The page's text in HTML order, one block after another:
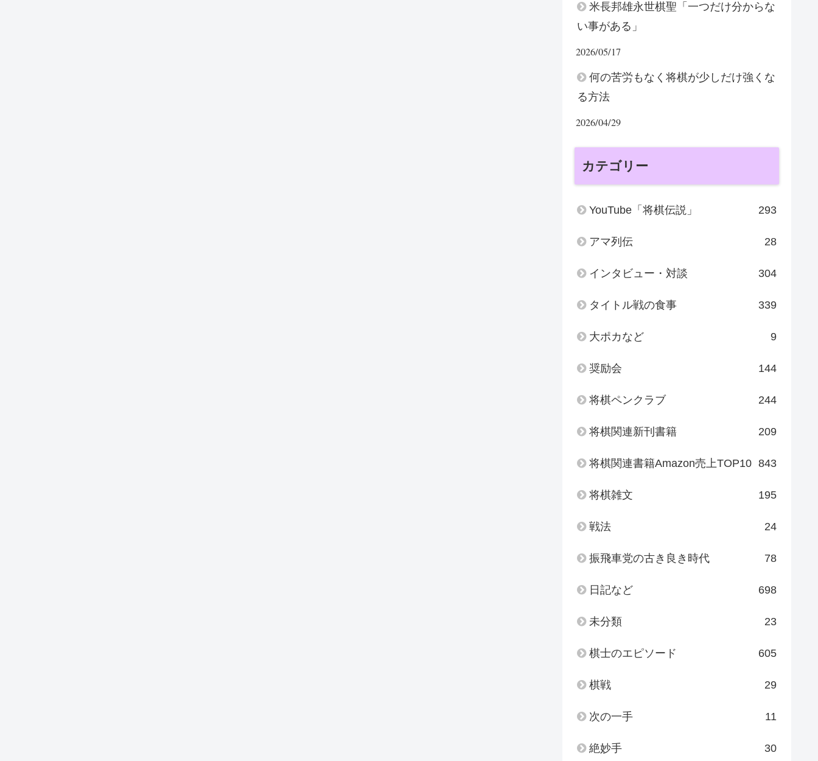
米長邦雄永世棋聖「一つだけ分からな
い事がある」
2026/05/17
何の苦労もなく将棋が少しだけ強くな
る方法
2026/04/29
カテゴリー
YouTube「将棋伝説」 293
アマ列伝 28
インタビュー・対談 304
タイトル戦の食事 339
大ポカなど 9
奨励会 144
将棋ペンクラブ 244
将棋関連新刊書籍 209
将棋関連書籍Amazon売上TOP10 843
将棋雑文 195
戦法 24
振飛車党の古き良き時代 78
日記など 698
未分類 23
棋士のエピソード 605
棋戦 29
次の一手 11
絶妙手 30